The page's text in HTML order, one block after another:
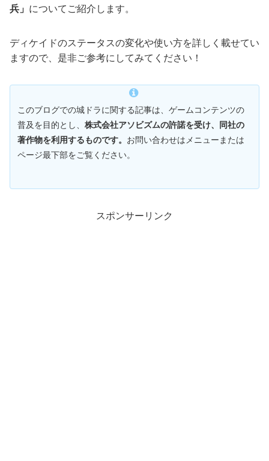
兵」 についてご紹介します。
ディケイドのステータスの変化や使い方を詳しく載せてい
ますので、是非ご参考にしてみてください！
このブログでの城ドラに関する記事は、ゲームコンテンツの
普及を目的とし、 株式会社アソビズムの許諾を受け、同社の
著作物を利用するものです。 お問い合わせはメニューまたは
ページ最下部をご覧ください。
スポンサーリンク